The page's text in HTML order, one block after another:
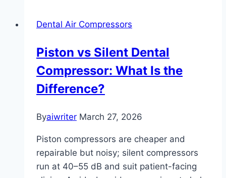
Dental Air Compressors
Piston vs Silent Dental
Compressor: What Is the
Difference?
Byaiwriter March 27, 2026
Piston compressors are cheaper and
repairable but noisy; silent compressors
run at 40–55 dB and suit patient-facing